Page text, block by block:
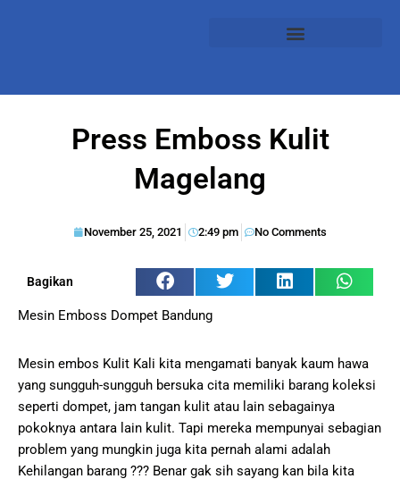
Press Emboss Kulit
Magelang
November 25, 2021 2:49 pm No Comments
Bagikan
Mesin Emboss Dompet Bandung
Mesin embos Kulit Kali kita mengamati banyak kaum hawa
yang sungguh-sungguh bersuka cita memiliki barang koleksi
seperti dompet, jam tangan kulit atau lain sebagainya
pokoknya antara lain kulit. Tapi mereka mempunyai sebagian
problem yang mungkin juga kita pernah alami adalah
Kehilangan barang ??? Benar gak sih sayang kan bila kita